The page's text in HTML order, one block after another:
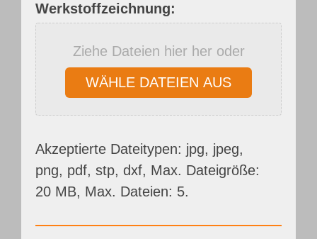
Werkstoffzeichnung:
Ziehe Dateien hier her oder
WÄHLE DATEIEN AUS
Akzeptierte Dateitypen: jpg, jpeg,
png, pdf, stp, dxf, Max. Dateigröße:
20 MB, Max. Dateien: 5.